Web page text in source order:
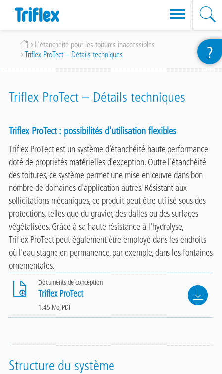
Fil
d'Ariane
L'étanchéité pour les toitures inaccessibles
Triflex ProTect – Détails techniques
Triflex ProTect – Détails techniques
Triflex ProTect : possibilités d'utilisation flexibles
Triflex ProTect est un système d'étanchéité haute performance
doté de propriétés matérielles d'exception. Outre l'étanchéité
des toitures, ce système permet une mise en œuvre dans bon
nombre de domaines d'application autres. Résistant aux
sollicitations mécaniques, ce produit peut être utilisé sous des
protections, telles que du gravier, des dalles ou des surfaces
végétalisées. Grâce à sa haute résistance à l'hydrolyse,
Triflex ProTect peut également être employé dans les endroits
où l'eau stagne en permanence, par exemple, dans les fontaines
ornementales.
Documents de conception
Triflex ProTect File
1.45 Mo, PDF
Structure du système
?